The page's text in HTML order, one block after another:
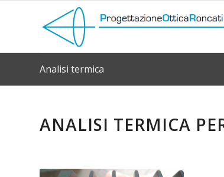
Analisi termica
ANALISI TERMICA